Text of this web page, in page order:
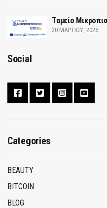
Ταμείο
20 ΜΑΡΤΊΟΥ, 2025
Social
Categories
BEAUTY
BITCOIN
BLOG